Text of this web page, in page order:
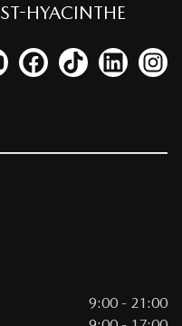
HYACINTHE
notre compte Twitter
vers notre chaîne
Lien vers notre page
Lien vers notre
Lien vers
Lien
9:00 - 21:00